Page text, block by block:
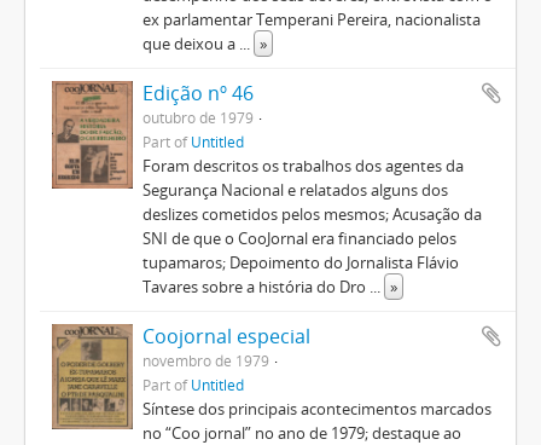
ex parlamentar Temperani Pereira, nacionalista
que deixou a
»
Edição nº 46
outubro de 1979
Part ofUntitled
Foram descritos os trabalhos dos agentes da
Segurança Nacional e relatados alguns dos
deslizes cometidos pelos mesmos; Acusação da
SNI de que o CooJornal era financiado pelos
tupamaros; Depoimento do Jornalista Flávio
Tavares sobre a história do Dro
»
Coojornal especial
novembro de 1979
Part ofUntitled
Síntese dos principais acontecimentos marcados
no “Coo jornal” no ano de 1979; destaque ao